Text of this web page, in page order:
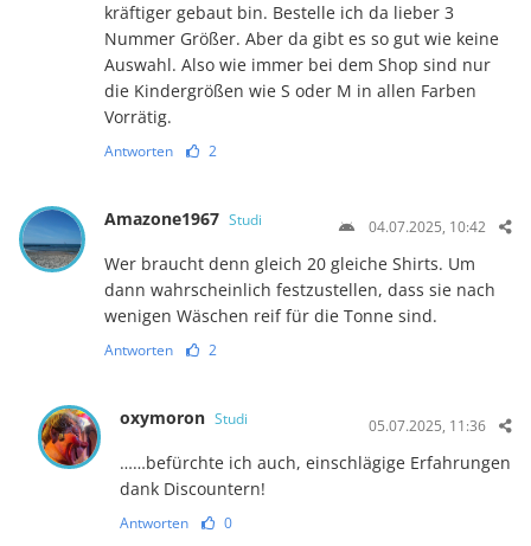
kräftiger gebaut bin. Bestelle ich da lieber 3
Nummer Größer. Aber da gibt es so gut wie keine
Auswahl. Also wie immer bei dem Shop sind nur
die Kindergrößen wie S oder M in allen Farben
Vorrätig.
Antworten 2
Amazone1967 Studi 04.07.2025, 10:42
Wer braucht denn gleich 20 gleiche Shirts. Um
dann wahrscheinlich festzustellen, dass sie nach
wenigen Wäschen reif für die Tonne sind.
Antworten 2
oxymoron Studi 05.07.2025, 11:36
……befürchte ich auch, einschlägige Erfahrungen
dank Discountern!
Antworten 0